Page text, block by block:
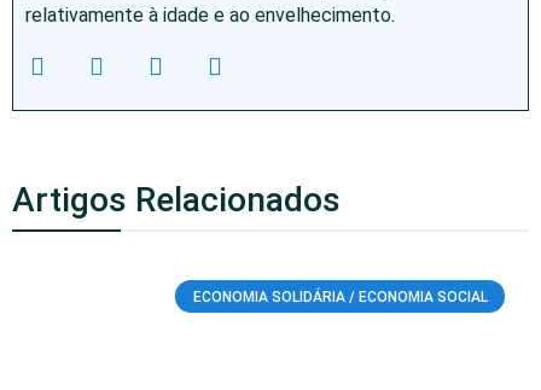
relativamente à idade e ao envelhecimento.
Artigos Relacionados
ECONOMIA SOLIDÁRIA / ECONOMIA SOCIAL